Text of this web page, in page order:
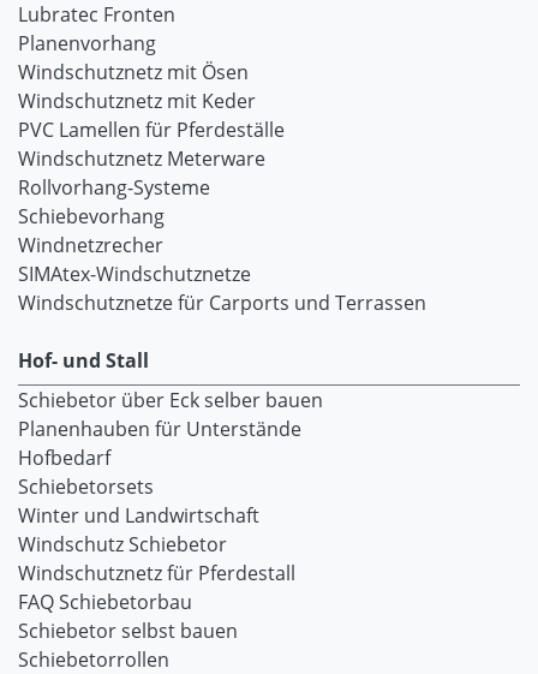
Lubratec Fronten
Planenvorhang
Windschutznetz mit Ösen
Windschutznetz mit Keder
PVC Lamellen für Pferdeställe
Windschutznetz Meterware
Rollvorhang-Systeme
Schiebevorhang
Windnetzrecher
SIMAtex-Windschutznetze
Windschutznetze für Carports und Terrassen
Hof- und Stall
Schiebetor über Eck selber bauen
Planenhauben für Unterstände
Hofbedarf
Schiebetorsets
Winter und Landwirtschaft
Windschutz Schiebetor
Windschutznetz für Pferdestall
FAQ Schiebetorbau
Schiebetor selbst bauen
Schiebetorrollen